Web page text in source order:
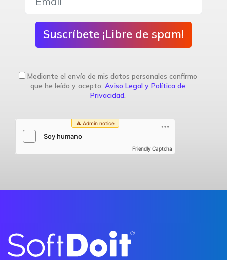
Suscríbete ¡Libre de spam!
Mediante el envío de mis datos personales confirmo
que he leído y acepto: Aviso Legal y Política de
Privacidad.
Friendly Captcha